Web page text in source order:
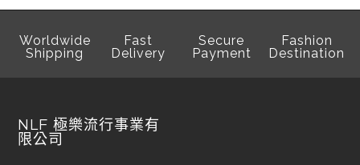
Worldwide
Shipping
Fast
Delivery
Secure
Payment
Fashion
Destination
NLF 極樂流行事業有
限公司